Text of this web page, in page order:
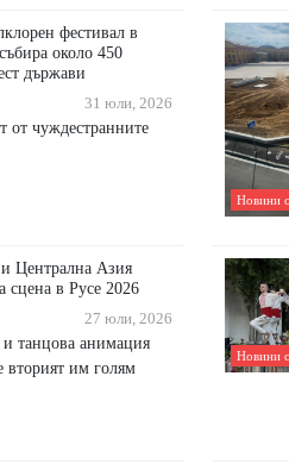
фестивал в
около 450
държави
31 юли, 2026
от чуждестранните
Новини
Централна Азия
сцена в Русе 2026
27 юли, 2026
танцова анимация
вторият им голям
Новини